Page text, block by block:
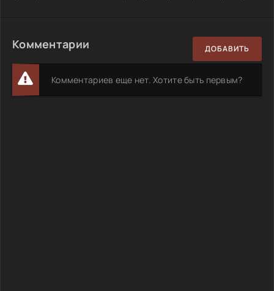
Комментарии ДОБАВИТЬ
Комментариев еще нет. Хотите быть первым?